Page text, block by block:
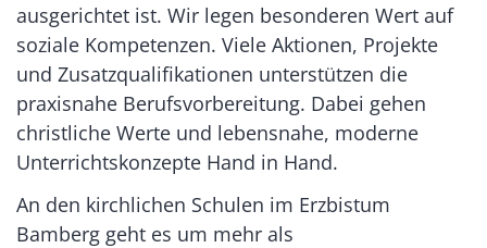
ausgerichtet ist. Wir legen besonderen Wert auf
soziale Kompetenzen. Viele Aktionen, Projekte
und Zusatzqualifikationen unterstützen die
praxisnahe Berufsvorbereitung. Dabei gehen
christliche Werte und lebensnahe, moderne
Unterrichtskonzepte Hand in Hand.
An den kirchlichen Schulen im Erzbistum
Bamberg geht es um mehr als